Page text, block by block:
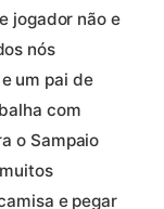
jogador não e
nós
um pai de
com
o Sampaio
e pegar